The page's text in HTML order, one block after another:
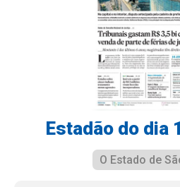
Estadão do dia
O Estado de